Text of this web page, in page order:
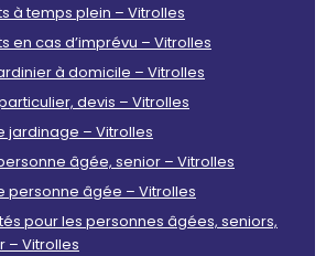
à temps plein – Vitrolles
en cas d’imprévu – Vitrolles
à domicile – Vitrolles
devis – Vitrolles
jardinage – Vitrolles
âgée, senior – Vitrolles
personne âgée – Vitrolles
pour les personnes âgées, seniors,
– Vitrolles